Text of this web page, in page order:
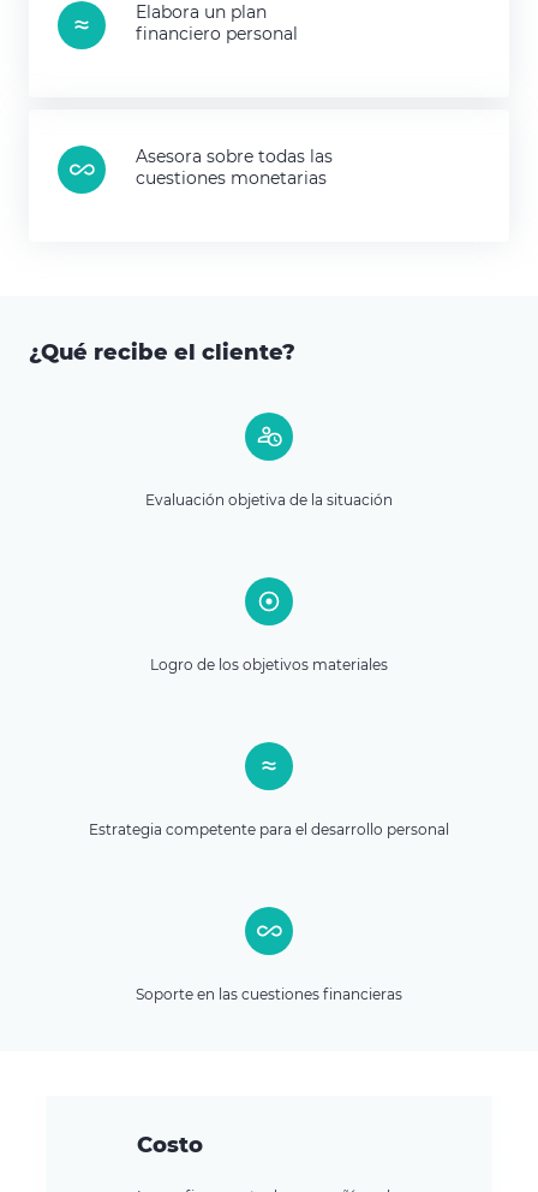
Elabora un plan
financiero personal
Asesora sobre todas las
cuestiones monetarias
¿Qué recibe el cliente?
Evaluación objetiva de la situación
Logro de los objetivos materiales
Estrategia competente para el desarrollo personal
Soporte en las cuestiones financieras
Costo